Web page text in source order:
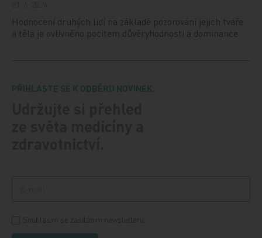
Hodnocení druhých lidí na základě pozorování jejich tváře
a těla je ovlivněno pocitem důvěryhodnosti a dominance.
PŘIHLASTE SE K ODBĚRU NOVINEK.